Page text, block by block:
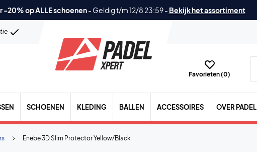
-20% op ALLE schoenen- Geldig t/m 12/8 23:59- Bekijk het assortiment
Favorieten (0)
SCHOENEN KLEDING BALLEN ACCESSOIRES OVER PADEL
Enebe 3D Slim Protector Yellow/Black